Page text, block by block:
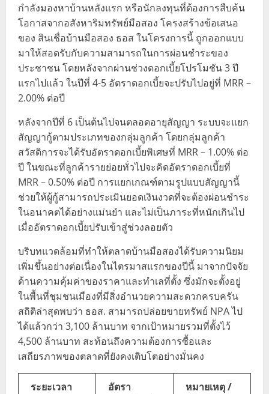
กำลังมองหาบ้านหลังแรก หรือนักลงทุนที่ต้องการสืบค้น
โอกาสจากอสังหาริมทรัพย์มือสอง โครงสร้างข้อเสนอ
ของ สินเชื่อบ้านมือสอง ธอส ในโครงการนี้ ถูกออกแบบ
มาให้สอดรับกับความสามารถในการผ่อนชำระของ
ประชาชน โดยหลังจากผ่านช่วงดอกเบี้ยโปรโมชัน 3 ปี
แรกไปแล้ว ในปีที่ 4-5 อัตราดอกเบี้ยจะปรับไปอยู่ที่ MRR –
2.00% ต่อปี
หลังจากปีที่ 6 เป็นต้นไปจนตลอดอายุสัญญา ระบบจะแยก
สัญญากู้ตามประเภทของกลุ่มลูกค้า โดยกลุ่มลูกค้า
สวัสดิการจะได้รับอัตราดอกเบี้ยพิเศษที่ MRR – 1.00% ต่อ
ปี ในขณะที่ลูกค้ารายย่อยทั่วไปจะคิดอัตราดอกเบี้ยที่
MRR – 0.50% ต่อปี การแยกเกณฑ์ตามรูปแบบสัญญานี้
ช่วยให้ผู้กู้สามารถประเมินยอดเงินงวดที่จะต้องผ่อนชำระ
ในอนาคตได้อย่างแม่นยำ และไม่เป็นภาระที่หนักเกินไป
เมื่ออัตราดอกเบี้ยปรับเข้าสู่ช่วงลอยตัว
บริบทแวดล้อมที่ทำให้ตลาดบ้านมือสองได้รับความนิยม
เพิ่มขึ้นอย่างต่อเนื่องในไตรมาสแรกของปีนี้ มาจากปัจจัย
ด้านความคุ้มค่าของราคาและทำเลที่ตั้ง ซึ่งมักจะตั้งอยู่
ในพื้นที่ชุมชนเมืองที่มีสิ่งอำนวยความสะดวกครบครัน
สถิติล่าสุดพบว่า ธอส. สามารถปล่อยขายทรัพย์ NPA ไป
ได้แล้วกว่า 3,100 ล้านบาท จากเป้าหมายรวมที่ตั้งไว้
4,500 ล้านบาท สะท้อนถึงความต้องการซื้อและ
เสถียรภาพของตลาดที่ยังคงเติบโตอย่างมั่นคง
ระยะเวลา
อัตรา
หมายเหตุ /